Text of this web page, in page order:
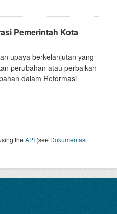
Pemerintah Kota
upaya berkelanjutan yang
perubahan atau perbaikan
dalam Reformasi
theAPI (see Dokumentasi